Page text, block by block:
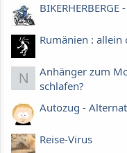
Rumänien : allein
N
Anhänger zum
schlafen?
Autozug -
Reise-Virus